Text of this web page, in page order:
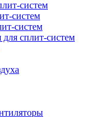
систем
систем
систем
сплит-систем